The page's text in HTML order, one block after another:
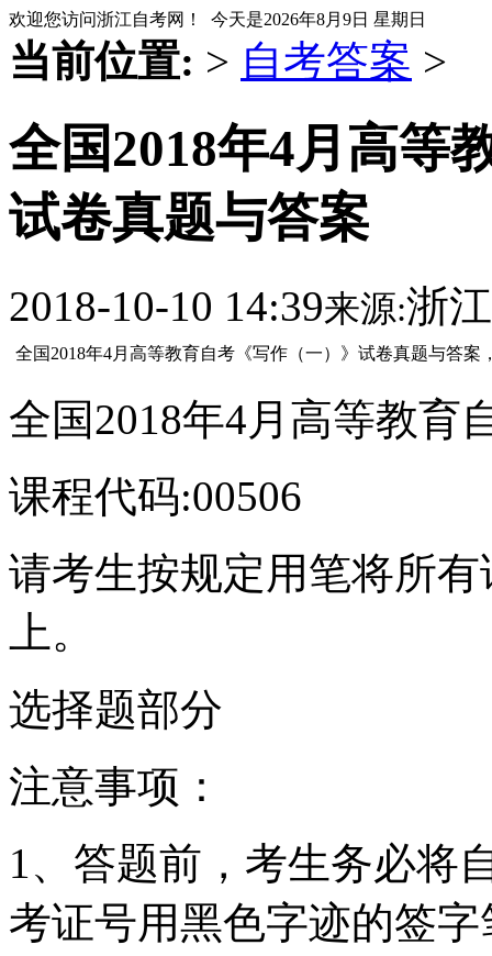
欢迎您访问浙江自考网！ 今天是2026年8月9日 星期日
当前位置: > 自考答案 >
全国2018年4月高等
试卷真题与答案
2018-10-10 14:39来源:浙
全国2018年4月高等教育自考《写作（一）》试卷真题与答
全国2018年4月高等教育
课程代码:00506
请考生按规定用笔将所
上。
选择题部分
注意事项：
1、答题前，考生务必将
考证号用黑色字迹的签